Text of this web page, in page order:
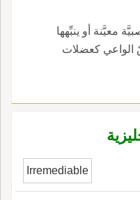
معيَّنة أو ينبِّهها
الواعي كعضلات
Irremediable